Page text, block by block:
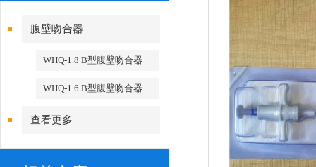
腹壁吻合器
WHQ-1.8 B型腹壁吻合器
WHQ-1.6 B型腹壁吻合器
查看更多